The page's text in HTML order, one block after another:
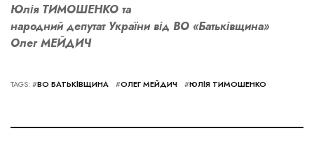
Юлія ТИМОШЕНКО та
народний депутат України від ВО «Батьківщина»
Олег МЕЙДИЧ
TAGS: #ВО БАТЬКІВЩИНА #ОЛЕГ МЕЙДИЧ #ЮЛІЯ ТИМОШЕНКО